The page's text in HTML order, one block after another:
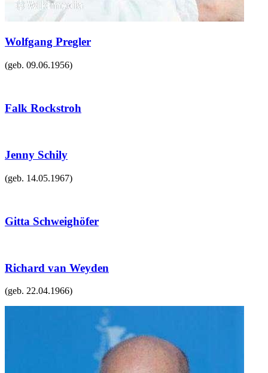
Wolfgang Pregler
(geb. 09.06.1956)
Falk Rockstroh
Jenny Schily
(geb. 14.05.1967)
Gitta Schweighöfer
Richard van Weyden
(geb. 22.04.1966)